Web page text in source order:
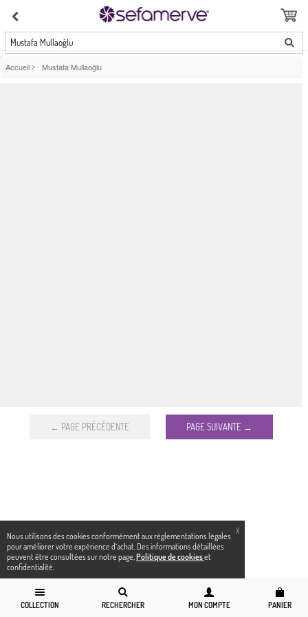
X
Nous utilisons des cookies conformément aux réglementations légales
pour améliorer votre expérience d`achat. Des informations détaillées
peuvent être consultées sur notre page,Politique de cookieset
confidentialité.
Mustafa Mullaoğlu
COLLECTION RECHERCHER MON COMPTE PANIER
Accueil > Mustafa Mullaoğlu
← PAGE PRÉCÉDENTE PAGE SUIVANTE →